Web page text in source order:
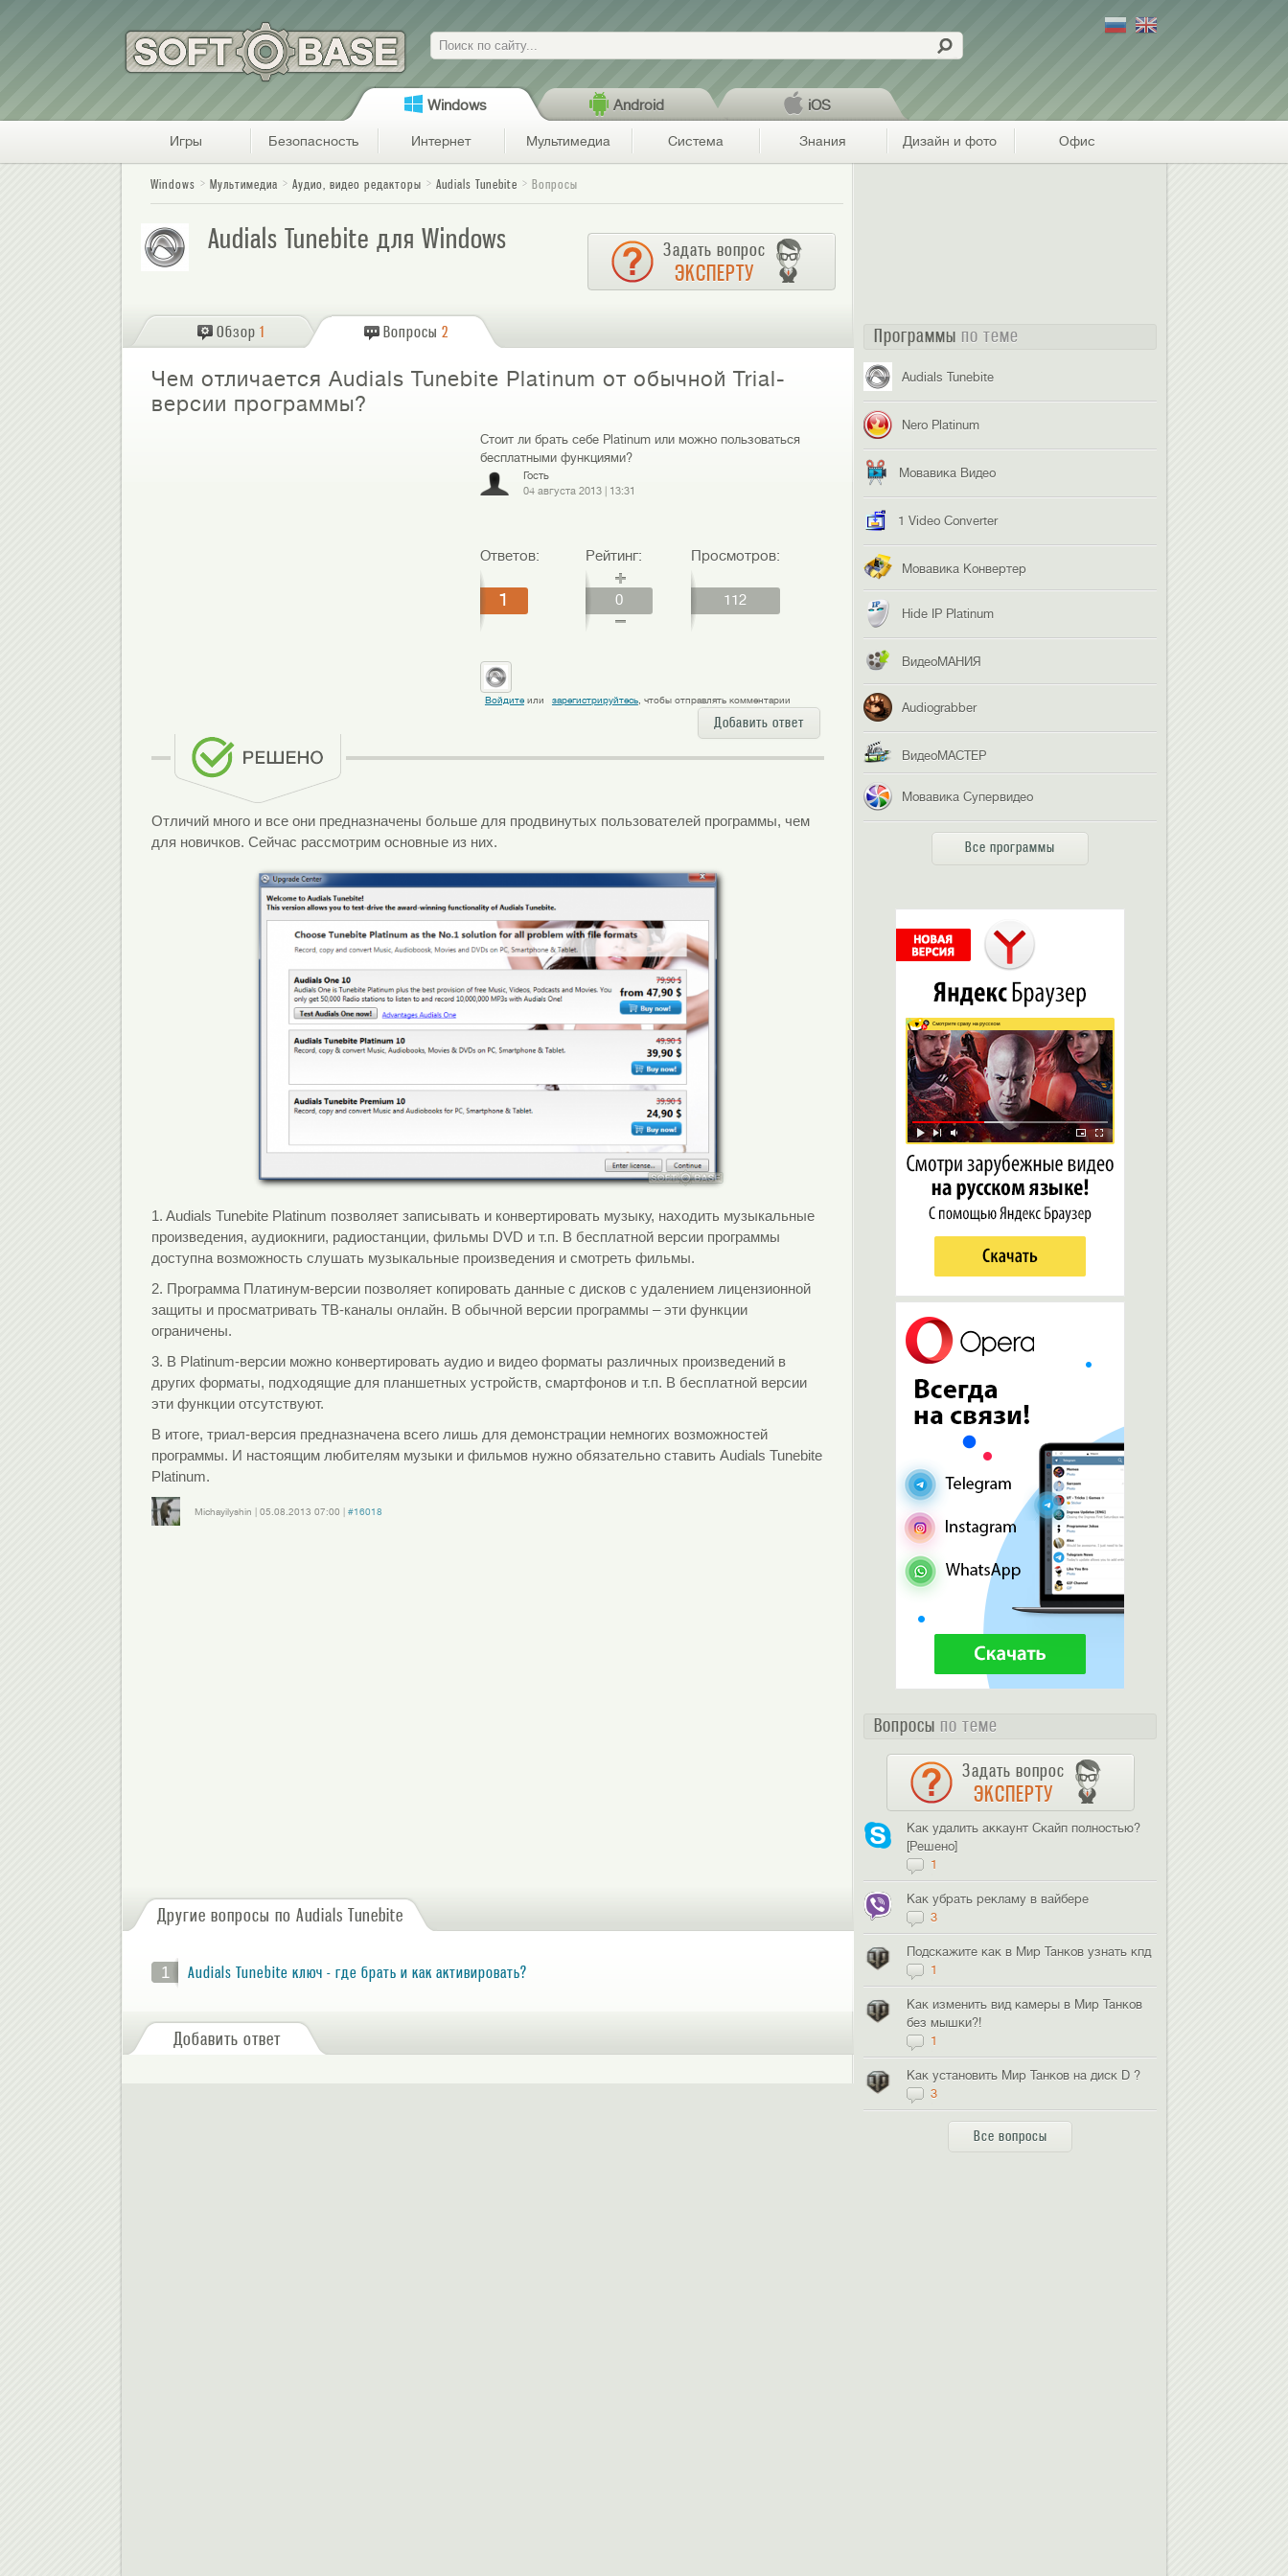
Поиск
Windows Android iOS
Игры Безопасность Интернет Мультимедиа Система Знания Дизайн и фото Офис
Windows Мультимедиа Аудио, видео редакторы Audials Tunebite Вопросы
Audials Tunebite для Windows Задать вопрос
ЭКСПЕРТУ
Обзор 1 Вопросы 2
Чем отличается Audials Tunebite Platinum от обычной Trial-
версии программы?
Стоит ли брать себе Platinum или можно пользоваться
бесплатными функциями?
Гость
04 августа 2013| 13:31
Ответов:
1
Рейтинг:
0
Просмотров:
112
Войдитеили зарегистрируйтесь, чтобы отправлять комментарии
Добавить ответ
Отличий много и все они предназначены больше для продвинутых пользователей программы, чем
для новичков. Сейчас рассмотрим основные из них.
1. Audials Tunebite Platinum позволяет записывать и конвертировать музыку, находить музыкальные
произведения, аудиокниги, радиостанции, фильмы DVD и т.п. В бесплатной версии программы
доступна возможность слушать музыкальные произведения и смотреть фильмы.
2. Программа Платинум-версии позволяет копировать данные с дисков с удалением лицензионной
защиты и просматривать ТВ-каналы онлайн. В обычной версии программы – эти функции
ограничены.
3. В Platinum-версии можно конвертировать аудио и видео форматы различных произведений в
других форматы, подходящие для планшетных устройств, смартфонов и т.п. В бесплатной версии
эти функции отсутствуют.
В итоге, триал-версия предназначена всего лишь для демонстрации немногих возможностей
программы. И настоящим любителям музыки и фильмов нужно обязательно ставить Audials Tunebite
Platinum.
Michayilyshin 05.08.2013 07:00
#16018
Другие вопросы по Audials Tunebite
1 Audials Tunebite ключ - где брать и как активировать?
Добавить ответ
Программы по теме
Audials Tunebite
Nero Platinum
Мовавика Видео
1 Video Converter
Мовавика Конвертер
Hide IP Platinum
ВидеоМАНИЯ
Audiograbber
ВидеоМАСТЕР
Мовавика Супервидео
Все программы
Вопросы по теме
Задать вопрос
ЭКСПЕРТУ
Как удалить аккаунт Скайп полностью?
[Решено]
1
Как убрать рекламу в вайбере
3
Подскажите как в Мир Танков узнать кпд
1
Как изменить вид камеры в Мир Танков
без мышки?!
1
Как установить Мир Танков на диск D ?
3
Все вопросы